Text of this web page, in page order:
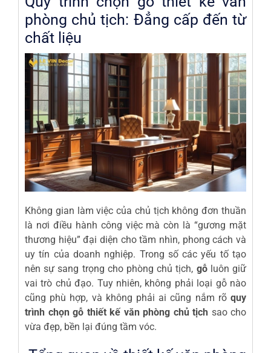
phòng chủ tịch: Đẳng cấp đến từ
chất liệu
Không gian làm việc của chủ tịch không đơn thuần
là nơi điều hành công việc mà còn là “gương mặt
thương hiệu” đại diện cho tầm nhìn, phong cách và
uy tín của doanh nghiệp. Trong số các yếu tố tạo
nên sự sang trọng cho phòng chủ tịch, gỗluôn giữ
vai trò chủ đạo. Tuy nhiên, không phải loại gỗ nào
cũng phù hợp, và không phải ai cũng nắm rõ quy
trình chọn gỗ thiết kế văn phòng chủ tịch sao cho
vừa đẹp, bền lại đúng tầm vóc.